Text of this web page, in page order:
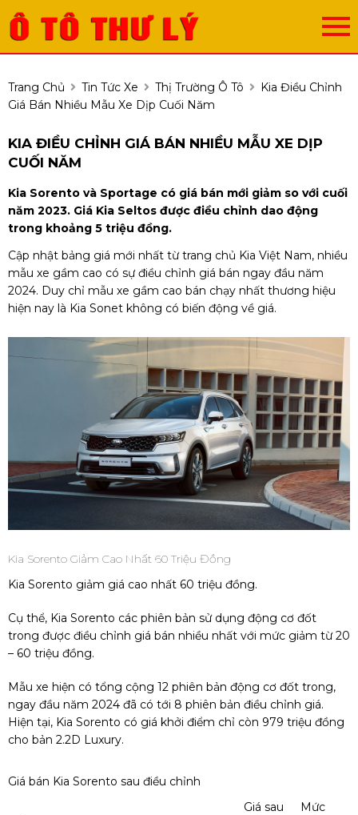
Trang Chủ Tin Tức Xe Thị Trường Ô Tô
Kia Điều Chỉnh
Giá Bán Nhiều Mẫu Xe Dịp Cuối Năm
KIA ĐIỀU CHỈNH GIÁ BÁN NHIỀU MẪU XE DỊP
CUỐI NĂM
Kia Sorento và Sportage có giá bán mới giảm so với cuối
năm 2023. Giá Kia Seltos được điều chỉnh dao động
trong khoảng 5 triệu đồng.
Cập nhật bảng giá mới nhất từ trang chủ Kia Việt Nam, nhiều
mẫu xe gầm cao có sự điều chỉnh giá bán ngay đầu năm
2024. Duy chỉ mẫu xe gầm cao bán chạy nhất thương hiệu
hiện nay là Kia Sonet không có biến động về giá.
Kia Sorento Giảm Cao Nhất 60 Triệu Đồng
Kia Sorento giảm giá cao nhất 60 triệu đồng.
Cụ thể, Kia Sorento các phiên bản sử dụng động cơ đốt
trong được điều chỉnh giá bán nhiều nhất với mức giảm từ 20
– 60 triệu đồng.
Mẫu xe hiện có tổng cộng 12 phiên bản động cơ đốt trong,
ngay đầu năm 2024 đã có tới 8 phiên bản điều chỉnh giá.
Hiện tại, Kia Sorento có giá khởi điểm chỉ còn 979 triệu đồng
cho bản 2.2D Luxury.
Giá bán Kia Sorento sau điều chỉnh
Giá sau
Mức